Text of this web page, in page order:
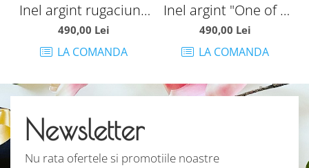
Inel argint rugaciune
Tatal Nostru
490,00 Lei
LA COMANDA
Inel argint "One of a
kind"
490,00 Lei
LA COMANDA
Newsletter
Nu rata ofertele si promotiile noastre